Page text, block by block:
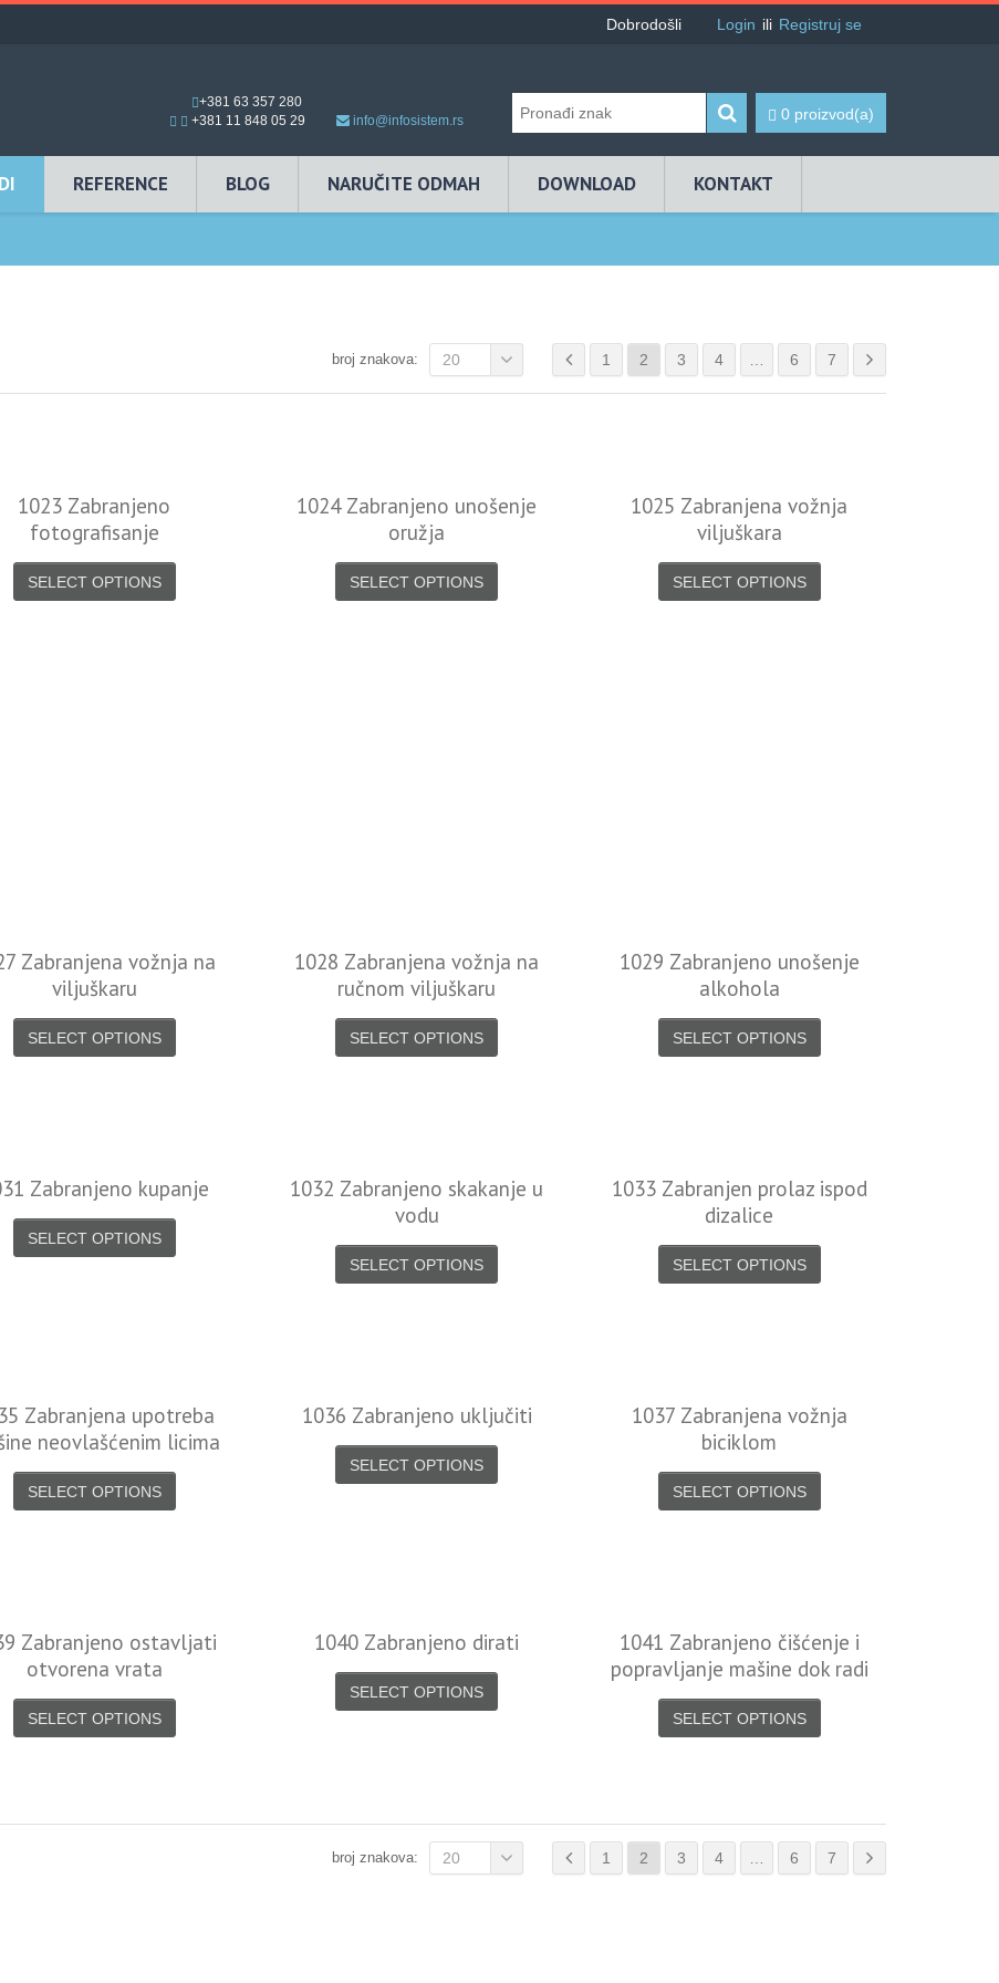
Dobrodošli Login ili Registruj se
0 proizvod(a)
+381 63 357 280
+381 11 848 05 29
info@infosistem.rs
REFERENCE BLOG NARUČITE ODMAH DOWNLOAD KONTAKT
1 2 3 4 6 7
broj znakova: 20
1023 Zabranjeno
fotografisanje
SELECT OPTIONS
1024 Zabranjeno unošenje
oružja
SELECT OPTIONS
1025 Zabranjena vožnja
viljuškara
SELECT OPTIONS
Zabranjena vožnja na
viljuškaru
SELECT OPTIONS
1028 Zabranjena vožnja na
ručnom viljuškaru
SELECT OPTIONS
1029 Zabranjeno unošenje
alkohola
SELECT OPTIONS
Zabranjeno kupanje
SELECT OPTIONS
1032 Zabranjeno skakanje u
vodu
SELECT OPTIONS
1033 Zabranjen prolaz ispod
dizalice
SELECT OPTIONS
Zabranjena upotreba
neovlašćenim licima
SELECT OPTIONS
1036 Zabranjeno uključiti
SELECT OPTIONS
1037 Zabranjena vožnja
biciklom
SELECT OPTIONS
Zabranjeno ostavljati
otvorena vrata
SELECT OPTIONS
1040 Zabranjeno dirati
SELECT OPTIONS
1041 Zabranjeno čišćenje i
popravljanje mašine dok radi
SELECT OPTIONS
1 2 3 4 6 7
broj znakova: 20